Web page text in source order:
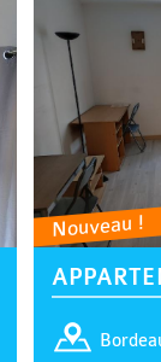
Nouveau !